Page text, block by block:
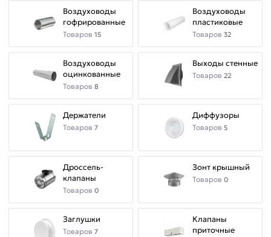
Воздуховоды
гофрированные
Товаров 15
Воздуховоды
пластиковые
Товаров 32
Воздуховоды
оцинкованные
Товаров 8
Выходы стенные
Товаров 22
Держатели
Товаров 7
Диффузоры
Товаров 5
Дроссель-
клапаны
Товаров 0
Зонт крышный
Товаров 0
Заглушки
Товаров 7
Клапаны
приточные